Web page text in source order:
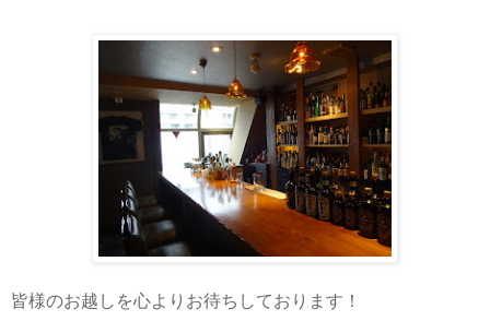
皆様のお越しを心よりお待ちしております！